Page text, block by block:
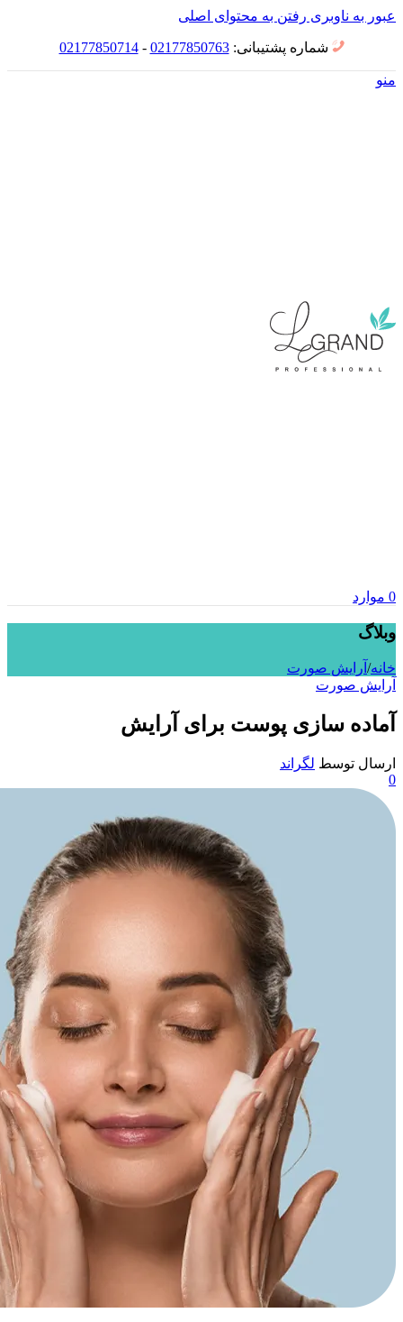
عبور به ناوبری رفتن به محتوای اصلی
شماره پشتیبانی:02177850763
-
02177850714
منو
0 موارد
وبلاگ
خانه/ آرایش صورت
آرایش صورت
آماده سازی پوست برای آرایش
ارسال توسط لگراند
0